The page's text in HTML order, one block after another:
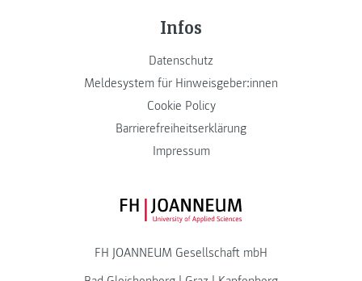
Infos
Datenschutz
Meldesystem für Hinweisgeber:innen
Cookie Policy
Barrierefreiheitserklärung
Impressum
FH JOANNEUM Logo
FH JOANNEUM Gesellschaft mbH